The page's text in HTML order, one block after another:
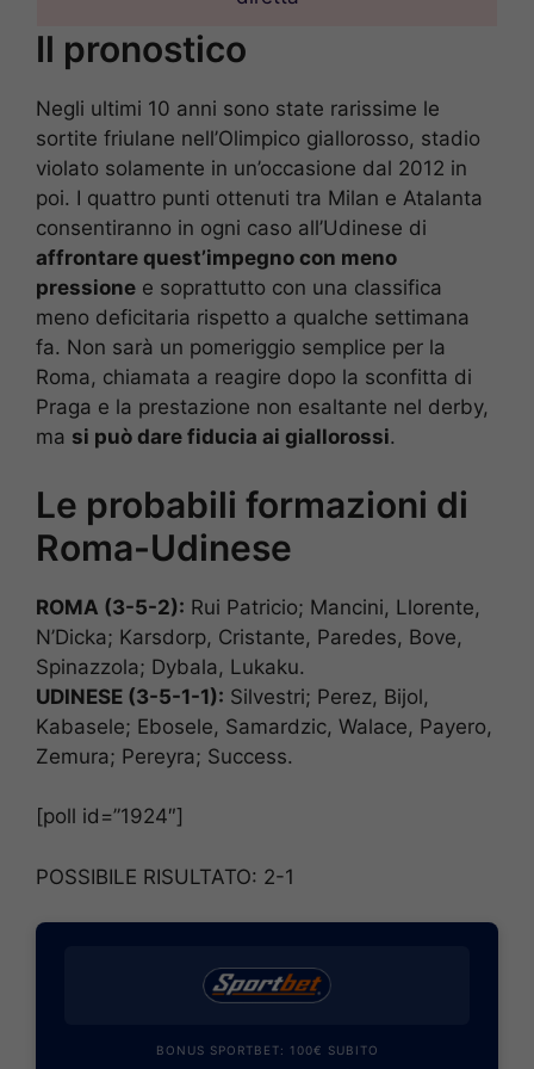
Il pronostico
Negli ultimi 10 anni sono state rarissime le
sortite friulane nell’Olimpico giallorosso, stadio
violato solamente in un’occasione dal 2012 in
poi. I quattro punti ottenuti tra Milan e Atalanta
consentiranno in ogni caso all’Udinese di
affrontare quest’impegno con meno
pressione e soprattutto con una classifica
meno deficitaria rispetto a qualche settimana
fa. Non sarà un pomeriggio semplice per la
Roma, chiamata a reagire dopo la sconfitta di
Praga e la prestazione non esaltante nel derby,
ma si può dare fiducia ai giallorossi.
Le probabili formazioni di
Roma-Udinese
ROMA (3-5-2): Rui Patricio; Mancini, Llorente,
N’Dicka; Karsdorp, Cristante, Paredes, Bove,
Spinazzola; Dybala, Lukaku.
UDINESE (3-5-1-1): Silvestri; Perez, Bijol,
Kabasele; Ebosele, Samardzic, Walace, Payero,
Zemura; Pereyra; Success.
[poll id=”1924″]
POSSIBILE RISULTATO: 2-1
BONUS SPORTBET: 100€ SUBITO